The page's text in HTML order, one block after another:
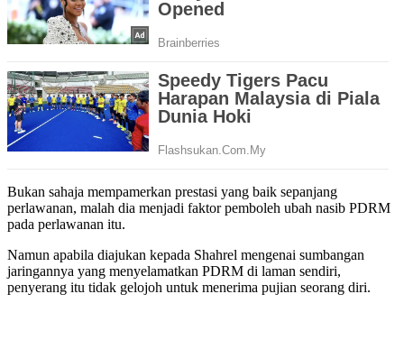
Bukan sahaja mempamerkan prestasi yang baik sepanjang
perlawanan, malah dia menjadi faktor pemboleh ubah nasib PDRM
pada perlawanan itu.
Namun apabila diajukan kepada Shahrel mengenai sumbangan
jaringannya yang menyelamatkan PDRM di laman sendiri,
penyerang itu tidak gelojoh untuk menerima pujian seorang diri.